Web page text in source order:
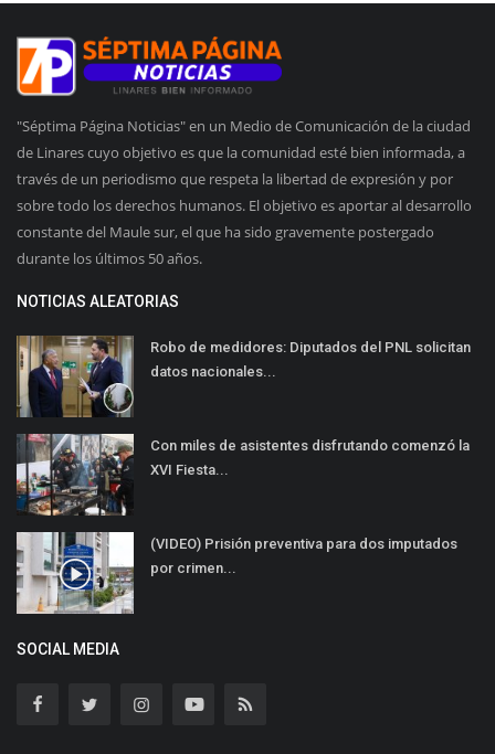
"Séptima Página Noticias" en un Medio de Comunicación de la ciudad
de Linares cuyo objetivo es que la comunidad esté bien informada, a
través de un periodismo que respeta la libertad de expresión y por
sobre todo los derechos humanos. El objetivo es aportar al desarrollo
constante del Maule sur, el que ha sido gravemente postergado
durante los últimos 50 años.
NOTICIAS ALEATORIAS
Robo de medidores: Diputados del PNL solicitan
datos nacionales...
Con miles de asistentes disfrutando comenzó la
XVI Fiesta...
(VIDEO) Prisión preventiva para dos imputados
por crimen...
SOCIAL MEDIA